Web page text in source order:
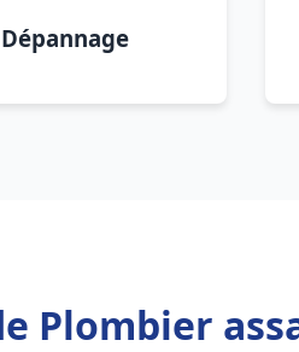
Dépannage
Plombier